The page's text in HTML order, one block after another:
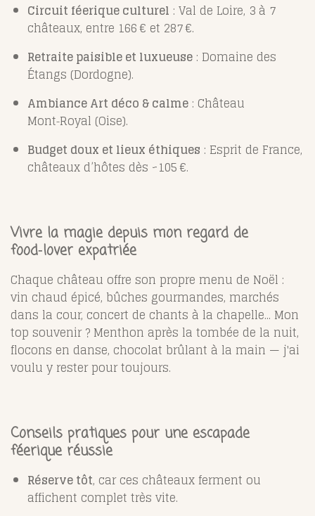
Circuit féerique culturel : Val de Loire, 3 à 7
châteaux, entre 166 € et 287 €.
Retraite paisible et luxueuse : Domaine des
Étangs (Dordogne).
Ambiance Art déco & calme : Château
Mont‑Royal (Oise).
Budget doux et lieux éthiques : Esprit de France,
châteaux d’hôtes dès ~105 €.
Vivre la magie depuis mon regard de
food‑lover expatriée
Chaque château offre son propre menu de Noël :
vin chaud épicé, bûches gourmandes, marchés
dans la cour, concert de chants à la chapelle... Mon
top souvenir ? Menthon après la tombée de la nuit,
flocons en danse, chocolat brûlant à la main — j'ai
voulu y rester pour toujours.
Conseils pratiques pour une escapade
féerique réussie
Réserve tôt, car ces châteaux ferment ou
affichent complet très vite.